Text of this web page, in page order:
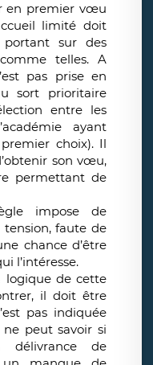
en premier vœu
limité doit
sur des
telles. A
pas prise en
sort prioritaire
entre les
ayant
choix). Il
son vœu,
permettant de
impose de
faute de
chance d’être
l’intéresse.
logique de cette
il doit être
pas indiquée
ne peut savoir si
délivrance de